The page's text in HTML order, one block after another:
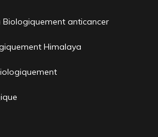
Biologiquement anticancer
Himalaya